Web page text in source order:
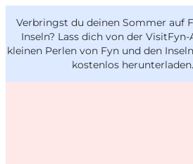
Verbringst du deinen Sommer auf
Inseln? Lass dich von der VisitFyn-
kleinen Perlen von Fyn und den
kostenlos herunterladen.
VisitFyn
Deutsch